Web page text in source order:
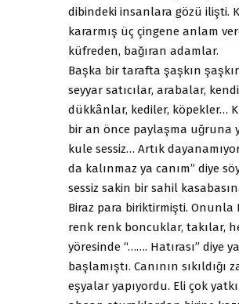
dibindeki insanlara gözü ilişti.
kararmış üç çingene anlam
küfreden, bağıran adamlar.
Başka bir tarafta şaşkın
seyyar satıcılar, arabalar,
dükkânlar, kediler, köpekler…
bir an önce paylaşma uğruna
kule sessiz… Artık
da kalınmaz ya canım” diye
sessiz sakin bir sahil
Biraz para biriktirmişti. Onunla
renk renk boncuklar, takılar,
yöresinde “……. Hatırası”
başlamıştı. Canının
eşyalar yapıyordu. Eli çok